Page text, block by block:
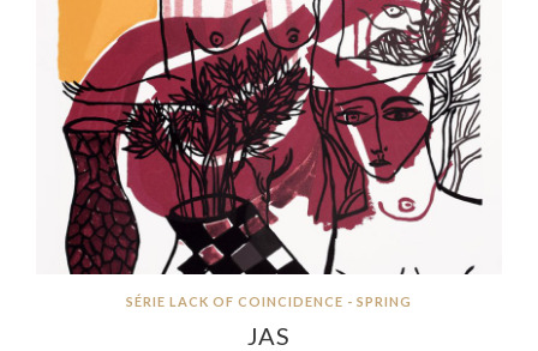
SÉRIE LACK OF COINCIDENCE - SPRING
JAS